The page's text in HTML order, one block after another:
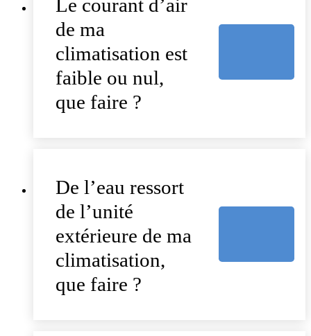
Le courant d’air
de ma
climatisation est
faible ou nul,
que faire ?
De l’eau ressort
de l’unité
extérieure de ma
climatisation,
que faire ?